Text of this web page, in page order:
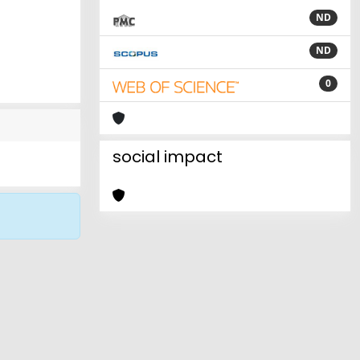
ND
ND
0
social impact